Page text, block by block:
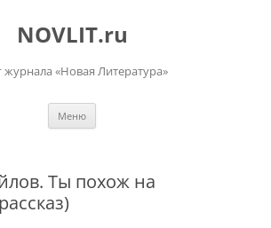
NOVLIT.ru
журнала «Новая Литература»
Меню
Ты похож на